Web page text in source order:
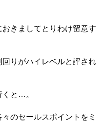
きましてとりわけ留意す
りがハイレベルと評され
くと…。
のセールスポイントをミ